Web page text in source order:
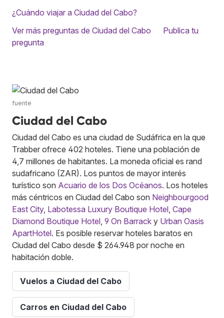
¿Cuándo viajar a Ciudad del Cabo?
Ver más preguntas de Ciudad del Cabo
Publica tu
pregunta
fuente
Ciudad del Cabo
Ciudad del Cabo es una ciudad de Sudáfrica en la que
Trabber ofrece 402 hoteles. Tiene una población de
4,7 millones de habitantes. La moneda oficial es rand
sudafricano (ZAR). Los puntos de mayor interés
turístico son Acuario de los Dos Océanos. Los hoteles
más céntricos en Ciudad del Cabo son Neighbourgood
East City, Labotessa Luxury Boutique Hotel, Cape
Diamond Boutique Hotel, 9 On Barrack y Urban Oasis
ApartHotel. Es posible reservar hoteles baratos en
Ciudad del Cabo desde $ 264.948 por noche en
habitación doble.
Vuelos a Ciudad del Cabo
Carros en Ciudad del Cabo